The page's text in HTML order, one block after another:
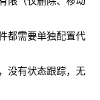
都需要单独配置代
没有状态跟踪，无